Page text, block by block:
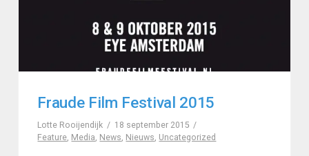
Fraude Film Festival 2015
Lotte Rooijendijk
18 september 2015
Feature, Media, News, Nieuws, Uncategorized